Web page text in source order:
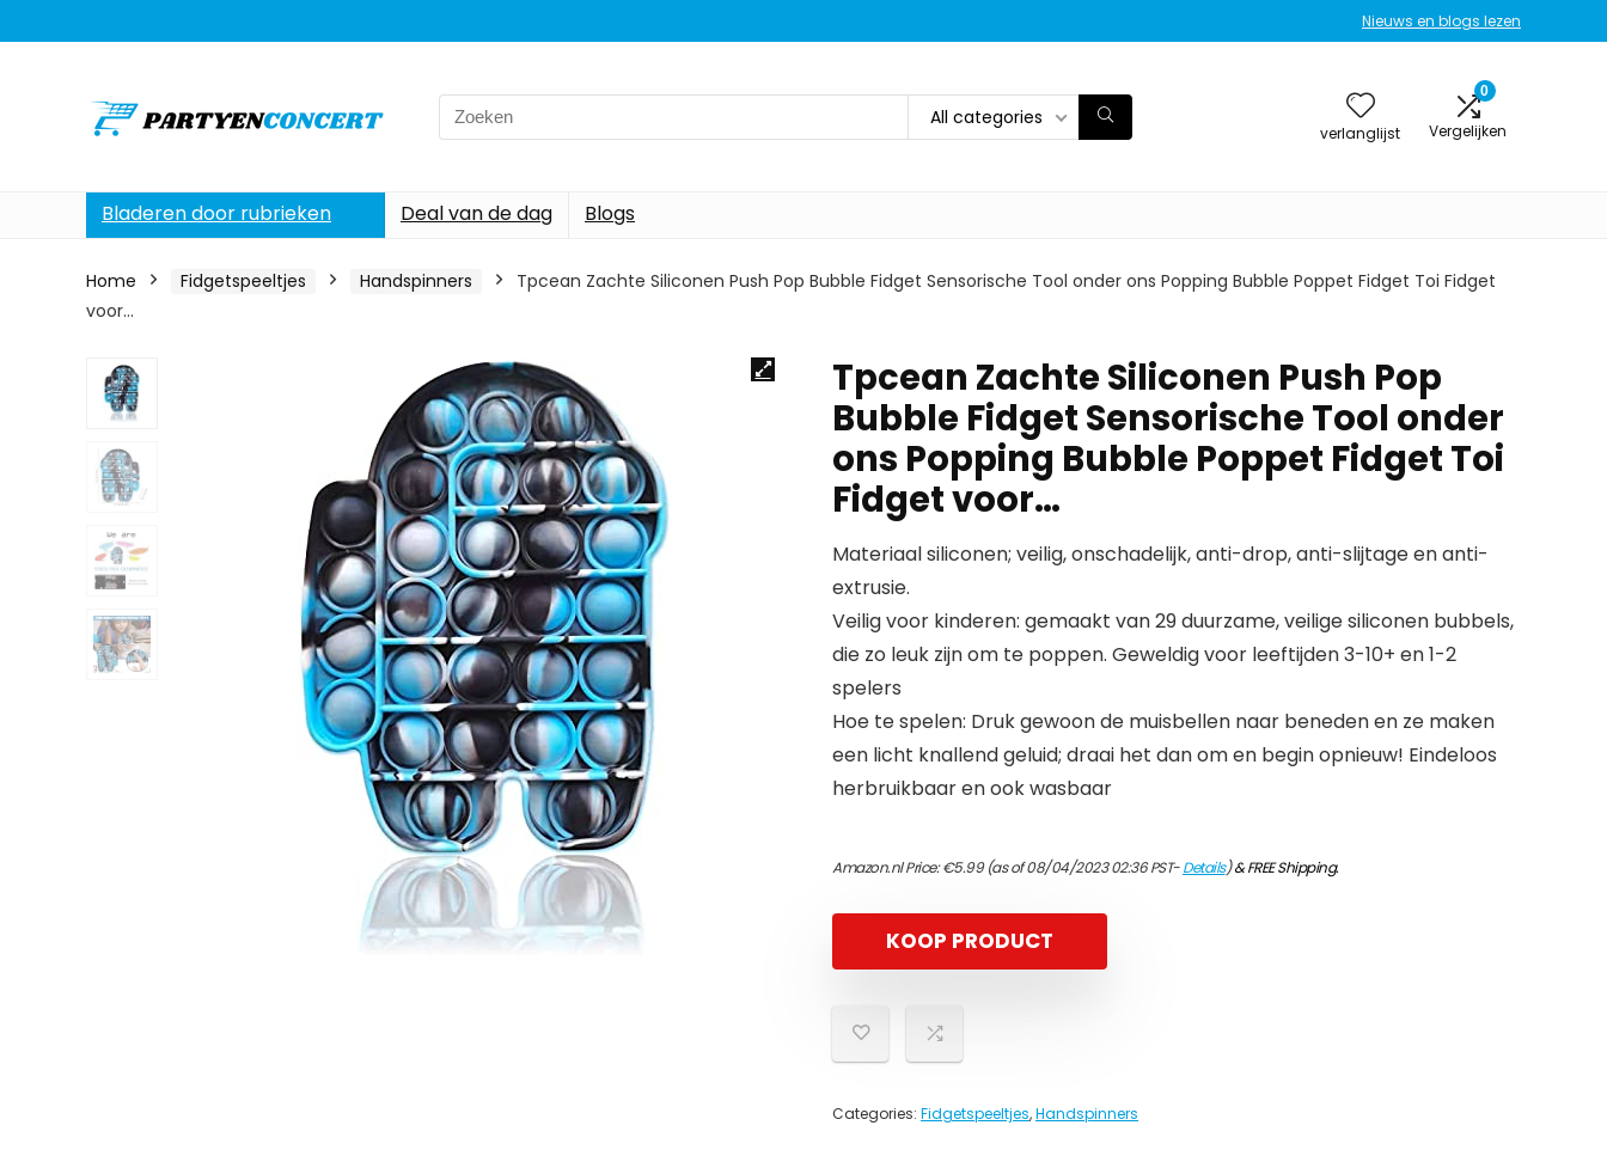
Nieuws en blogs lezen
Search
for:
All categories
verlanglijst
0
Vergelijken
Bladeren door rubrieken Deal van de dag Blogs
Home Fidgetspeeltjes Handspinners
Tpcean Zachte Siliconen Push Pop Bubble Fidget Sensorische Tool onder ons Popping Bubble Poppet Fidget Toi Fidget
voor…
Tpcean Zachte Siliconen Push Pop
Bubble Fidget Sensorische Tool onder
ons Popping Bubble Poppet Fidget Toi
Fidget voor…
Materiaal siliconen; veilig, onschadelijk, anti-drop, anti-slijtage en anti-
extrusie.
Veilig voor kinderen: gemaakt van 29 duurzame, veilige siliconen bubbels,
die zo leuk zijn om te poppen. Geweldig voor leeftijden 3-10+ en 1-2
spelers
Hoe te spelen: Druk gewoon de muisbellen naar beneden en ze maken
een licht knallend geluid; draai het dan om en begin opnieuw! Eindeloos
herbruikbaar en ook wasbaar
Amazon.nl Price:€5.99(as of 08/04/2023 02:36 PST-Details)&FREE Shipping.
KOOP PRODUCT
Categories: Fidgetspeeltjes,Handspinners